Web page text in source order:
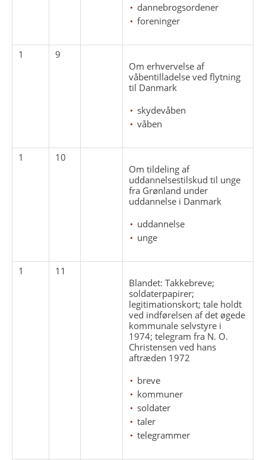
dannebrogsordener
foreninger
1
9
Om erhvervelse af
våbentilladelse ved flytning
til Danmark
skydevåben
våben
1
10
Om tildeling af
uddannelsestilskud til unge
fra Grønland under
uddannelse i Danmark
uddannelse
unge
1
11
Blandet: Takkebreve;
soldaterpapirer;
legitimationskort; tale holdt
ved indførelsen af det øgede
kommunale selvstyre i
1974; telegram fra N. O.
Christensen ved hans
aftræden 1972
breve
kommuner
soldater
taler
telegrammer